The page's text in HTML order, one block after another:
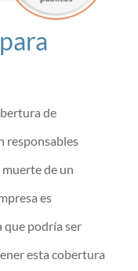
de
responsables
de un
es
que podría ser
esta cobertura